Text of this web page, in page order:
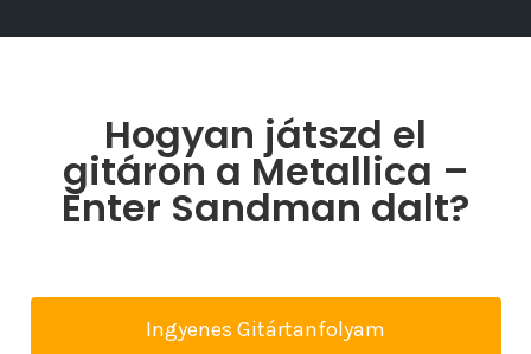
Hogyan játszd el
gitáron a Metallica –
Enter Sandman dalt?
Ingyenes Gitártanfolyam